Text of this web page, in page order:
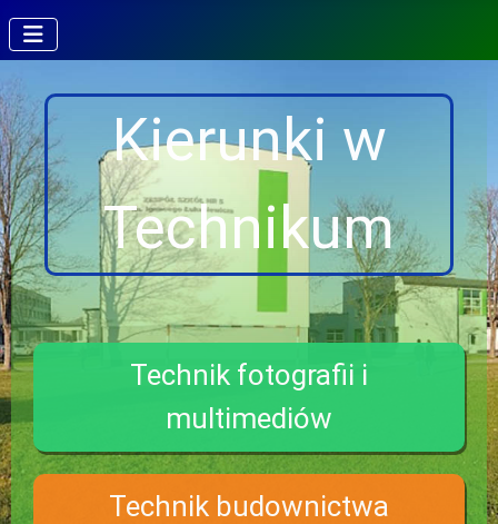
Kierunki w
Technikum
Technik fotografii i
multimediów
Technik budownictwa